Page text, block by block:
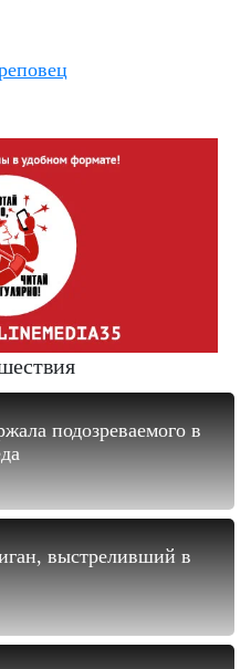
подозреваемого в
выстреливший в